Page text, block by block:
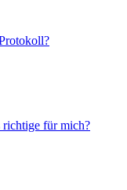
richtige für mich?